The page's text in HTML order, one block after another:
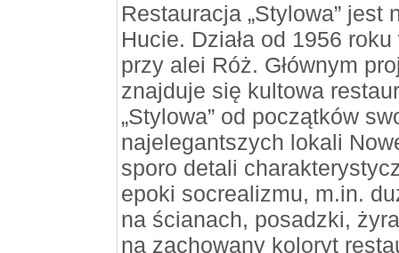
Restauracja „Stylowa”
Hucie. Działa od 1956
przy alei Róż. Głównym
znajduje się kultowa
„Stylowa” od początków
najelegantszych lokali
sporo detali
epoki socrealizmu, m.in.
na ścianach, posadzki,
na zachowany koloryt